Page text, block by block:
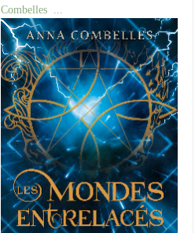
Combelles ...